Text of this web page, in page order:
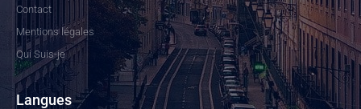
Contact
Mentions légales
Qui Suis-je
Langues